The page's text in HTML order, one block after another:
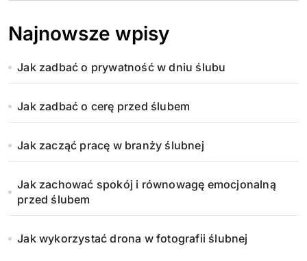
Najnowsze wpisy
Jak zadbać o prywatność w dniu ślubu
Jak zadbać o cerę przed ślubem
Jak zacząć pracę w branży ślubnej
Jak zachować spokój i równowagę emocjonalną
przed ślubem
Jak wykorzystać drona w fotografii ślubnej